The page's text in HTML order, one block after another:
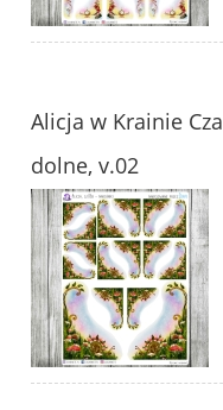
Alicja w Krainie
dolne, v.02